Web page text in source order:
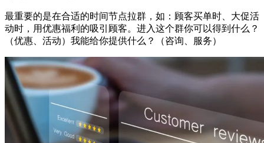
最重要的是在合适的时间节点拉群，如：顾客买单时、大促活
动时，用优惠福利的吸引顾客。进入这个群你可以得到什么？
（优惠、活动）我能给你提供什么？（咨询、服务）